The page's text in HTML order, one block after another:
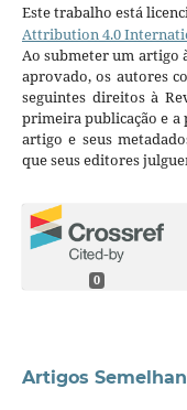
Este trabalho está
Attribution 4.0
Ao submeter um artigo
aprovado, os autores
seguintes direitos à
primeira publicação e a
artigo e seus
que seus editores
0
Artigos